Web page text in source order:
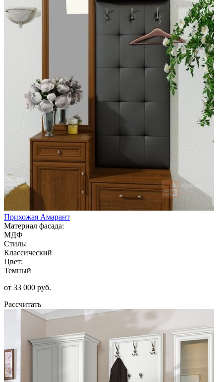
Прихожая Амарант
Материал фасада:
МДФ
Стиль:
Классический
Цвет:
Темный
от 33 000 руб.
Рассчитать